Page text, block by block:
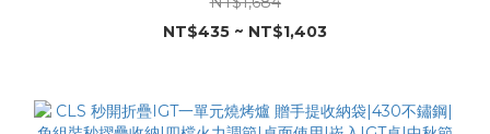
NT$435 ~ NT$1,403